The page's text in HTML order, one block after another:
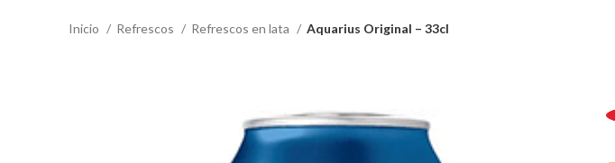
Inicio Refrescos Refrescos en lata Aquarius Original – 33cl